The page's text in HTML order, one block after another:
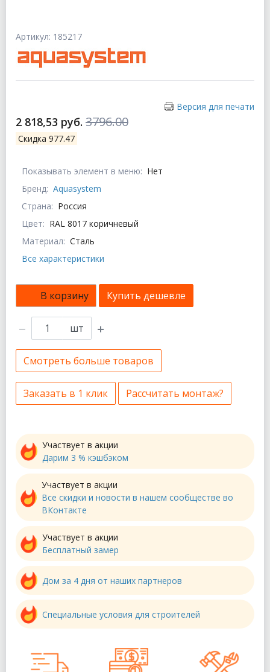
Артикул: 185217
Версия для печати
2 818,53 руб. 3796.00
Скидка 977.47
Показывать элемент в меню: Нет
Бренд: Aquasystem
Страна: Россия
Цвет: RAL 8017 коричневый
Материал: Сталь
Все характеристики
В корзину Купить дешевле
шт
Смотреть больше товаров
Заказать в 1 клик Рассчитать монтаж?
Участвует в акции
Дарим 3 % кэшбэком
Участвует в акции
Все скидки и новости в нашем сообществе во
ВКонтакте
Участвует в акции
Бесплатный замер
Дом за 4 дня от наших партнеров
Специальные условия для строителей